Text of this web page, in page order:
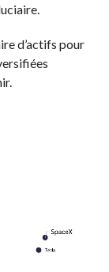
d’actifs pour